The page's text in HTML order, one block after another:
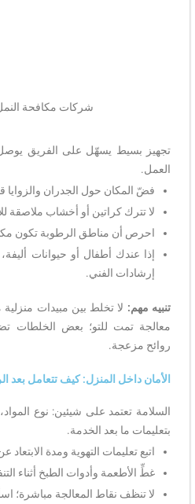
شركات مكافحة النمل
تجهيز بسيط يسهّل على الفريق
العمل.
فضّ المكان حول الجدران والزوايا
لا تترك كراتين أو أخشاب ملاصقة
احرص أن مناطق الرطوبة تكون
إذا عندك أطفال أو حيوانات
إرشادات الفني.
تنبيه مهم: لا تخلط بين مبيدات
معالجة تمت للتو؛ بعض الخلطات
روائح مزعجة.
الأمان داخل المنزل: كيف تتعامل
السلامة تعتمد على شيئين: نوع
بتعليمات ما بعد الخدمة.
اتبع تعليمات التهوية ومدة الابتعاد
غطِّ الأطعمة وأدوات الطبخ أثناء
لا تنظف نقاط المعالجة مباشرة؛